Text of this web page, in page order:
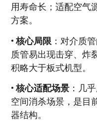
用寿命长；适配空气
方案。
•核心局限 ：对介质
质管易出现击穿、炸
积略大于板式机型。
•核心适配场景 ：几
空间消杀场景，是目
器结构。